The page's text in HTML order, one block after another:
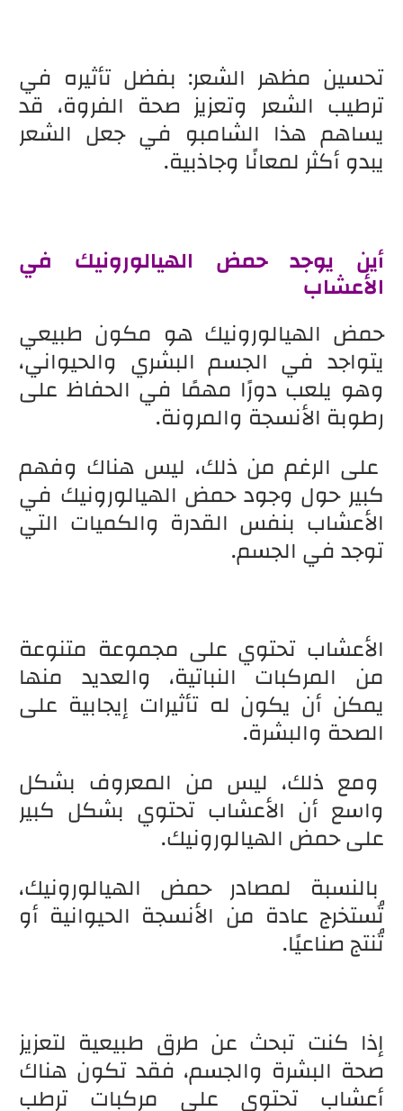
تحسين مظهر الشعر: بفضل تأثيره في
ترطيب الشعر وتعزيز صحة الفروة، قد
يساهم هذا الشامبو في جعل الشعر
يبدو أكثر لمعانًا وجاذبية.
أين يوجد حمض الهيالورونيك في
الأعشاب
حمض الهيالورونيك هو مكون طبيعي
يتواجد في الجسم البشري والحيواني،
وهو يلعب دورًا مهمًا في الحفاظ على
رطوبة الأنسجة والمرونة.
على الرغم من ذلك، ليس هناك وفهم
كبير حول وجود حمض الهيالورونيك في
الأعشاب بنفس القدرة والكميات التي
توجد في الجسم.
الأعشاب تحتوي على مجموعة متنوعة
من المركبات النباتية، والعديد منها
يمكن أن يكون له تأثيرات إيجابية على
الصحة والبشرة.
ومع ذلك، ليس من المعروف بشكل
واسع أن الأعشاب تحتوي بشكل كبير
على حمض الهيالورونيك.
بالنسبة لمصادر حمض الهيالورونيك،
تُستخرج عادة من الأنسجة الحيوانية أو
تُنتج صناعيًا.
إذا كنت تبحث عن طرق طبيعية لتعزيز
صحة البشرة والجسم، فقد تكون هناك
أعشاب تحتوي على مركبات ترطب